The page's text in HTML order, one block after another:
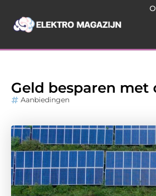
Geld besparen met
Aanbiedingen